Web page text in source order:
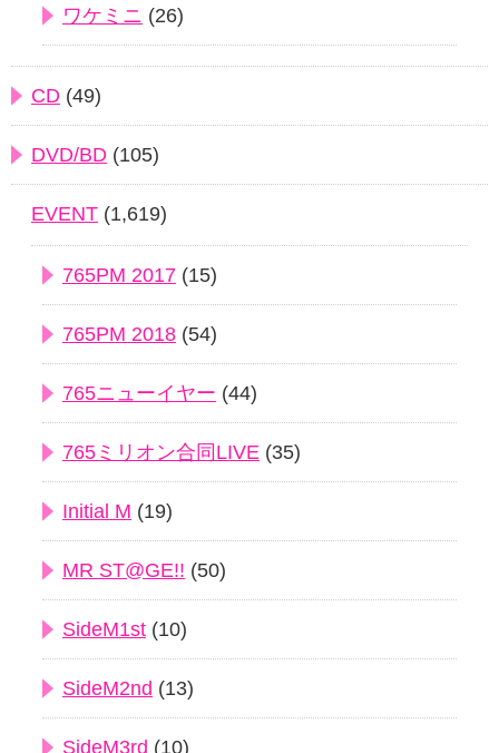
ワケミニ (26)
CD (49)
DVD/BD (105)
EVENT (1,619)
765PM 2017 (15)
765PM 2018 (54)
765ニューイヤー (44)
765ミリオン合同LIVE (35)
Initial M (19)
MR ST@GE!! (50)
SideM1st (10)
SideM2nd (13)
SideM3rd (10)